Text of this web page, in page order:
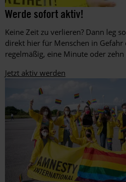
Aktion
am
Städtischen
Gymnasium
Erwitte
in
Westfalen
Amnesty-
Briefmarathons
an
©
©
Huckebrink
Werde sofort aktiv!
Keine Zeit zu verlieren? Dann leg
direkt hier für Menschen in Gefahr
regelmäßig, eine Minute oder
Jetzt aktiv werden